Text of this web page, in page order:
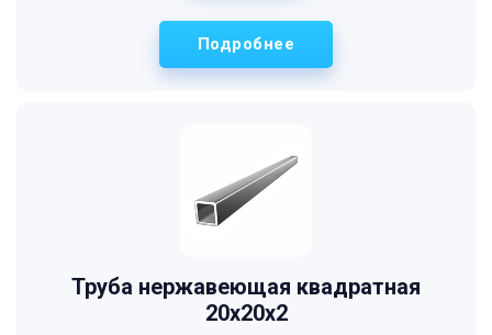
Подробнее
Труба нержавеющая квадратная
20х20х2